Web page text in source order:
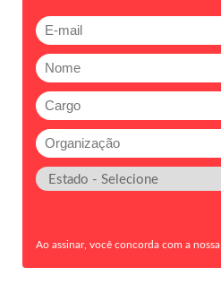
Ao assinar, você concorda com a nossa